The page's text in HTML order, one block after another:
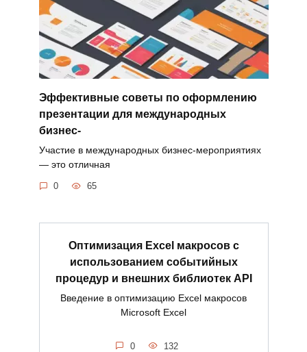
Эффективные советы по оформлению
презентации для международных
бизнес-
Участие в международных бизнес-мероприятиях
— это отличная
0 65
Оптимизация Excel макросов с
использованием событийных
процедур и внешних библиотек API
Введение в оптимизацию Excel макросов
Microsoft Excel
0 132